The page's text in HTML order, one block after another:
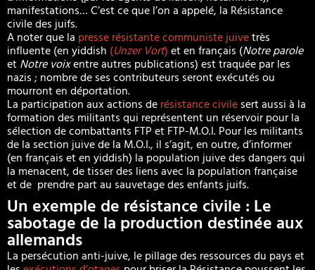
manifestations… C’est ce que l’on a appelé, la Résistance
civile des juifs.
A noter que la presse résistante communiste juivetrès
influente (en yiddish (Unzer Vort)et en français (Notre parole
etNotre voixentre autres publications) est traquée par les
nazis ; nombre de ses contributeurs seront exécutés ou
mourront en déportation.
La participation aux actions derésistance civilesert aussi à la
formation des militants qui représentent un réservoir pour la
sélection de combattants FTP et FTP-M.O.I. Pour les militants
de la section juive de la M.O.I., il s’agit, en outre, d’informer
(en français et en yiddish) la population juive des dangers qui
la menacent, de tisser des liens avec la population française
et de prendre part au sauvetage des enfants juifs.
Un exemple de résistance civile : Le
sabotage de la production destinée aux
allemands
La persécution anti-juive, le pillage des ressources du pays et